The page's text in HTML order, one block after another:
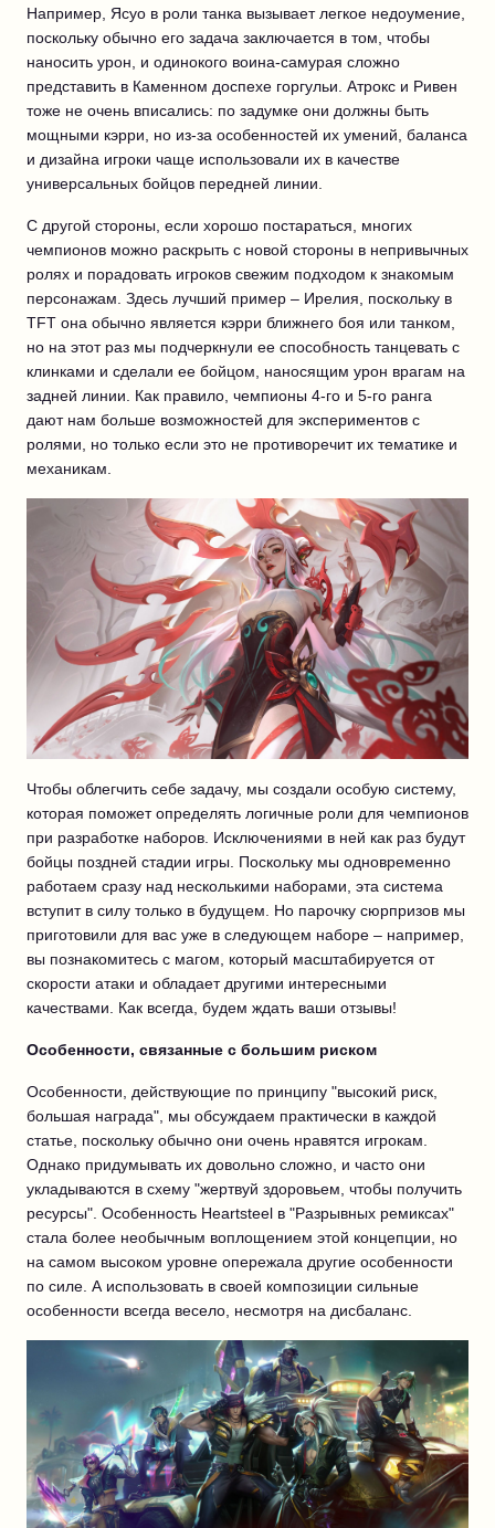
Например, Ясуо в роли танка вызывает легкое недоумение,
поскольку обычно его задача заключается в том, чтобы
наносить урон, и одинокого воина-самурая сложно
представить в Каменном доспехе горгульи. Атрокс и Ривен
тоже не очень вписались: по задумке они должны быть
мощными кэрри, но из-за особенностей их умений, баланса
и дизайна игроки чаще использовали их в качестве
универсальных бойцов передней линии.
С другой стороны, если хорошо постараться, многих
чемпионов можно раскрыть с новой стороны в непривычных
ролях и порадовать игроков свежим подходом к знакомым
персонажам. Здесь лучший пример – Ирелия, поскольку в
TFT она обычно является кэрри ближнего боя или танком,
но на этот раз мы подчеркнули ее способность танцевать с
клинками и сделали ее бойцом, наносящим урон врагам на
задней линии. Как правило, чемпионы 4-го и 5-го ранга
дают нам больше возможностей для экспериментов с
ролями, но только если это не противоречит их тематике и
механикам.
Чтобы облегчить себе задачу, мы создали особую систему,
которая поможет определять логичные роли для чемпионов
при разработке наборов. Исключениями в ней как раз будут
бойцы поздней стадии игры. Поскольку мы одновременно
работаем сразу над несколькими наборами, эта система
вступит в силу только в будущем. Но парочку сюрпризов мы
приготовили для вас уже в следующем наборе – например,
вы познакомитесь с магом, который масштабируется от
скорости атаки и обладает другими интересными
качествами. Как всегда, будем ждать ваши отзывы!
Особенности, связанные с большим риском
Особенности, действующие по принципу "высокий риск,
большая награда", мы обсуждаем практически в каждой
статье, поскольку обычно они очень нравятся игрокам.
Однако придумывать их довольно сложно, и часто они
укладываются в схему "жертвуй здоровьем, чтобы получить
ресурсы". Особенность Heartsteel в "Разрывных ремиксах"
стала более необычным воплощением этой концепции, но
на самом высоком уровне опережала другие особенности
по силе. А использовать в своей композиции сильные
особенности всегда весело, несмотря на дисбаланс.